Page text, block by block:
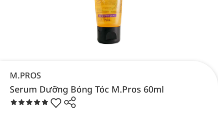
M.PROS
Serum Dưỡng Bóng Tóc M.Pros 60ml